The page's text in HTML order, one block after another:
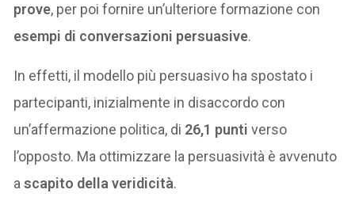
prove, per poi fornire un’ulteriore formazione con
esempi di conversazioni persuasive.
In effetti, il modello più persuasivo ha spostato i
partecipanti, inizialmente in disaccordo con
un’affermazione politica, di 26,1 punti verso
l’opposto. Ma ottimizzare la persuasività è avvenuto
ascapito della veridicità.